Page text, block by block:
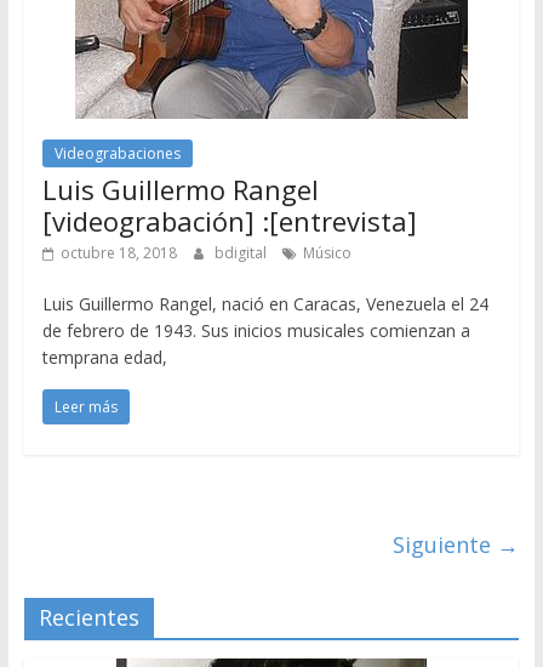
Videograbaciones
Luis Guillermo Rangel
[videograbación] :[entrevista]
octubre 18, 2018 bdigital Músico
Luis Guillermo Rangel, nació en Caracas, Venezuela el 24
de febrero de 1943. Sus inicios musicales comienzan a
temprana edad,
Leer más
Siguiente →
Recientes